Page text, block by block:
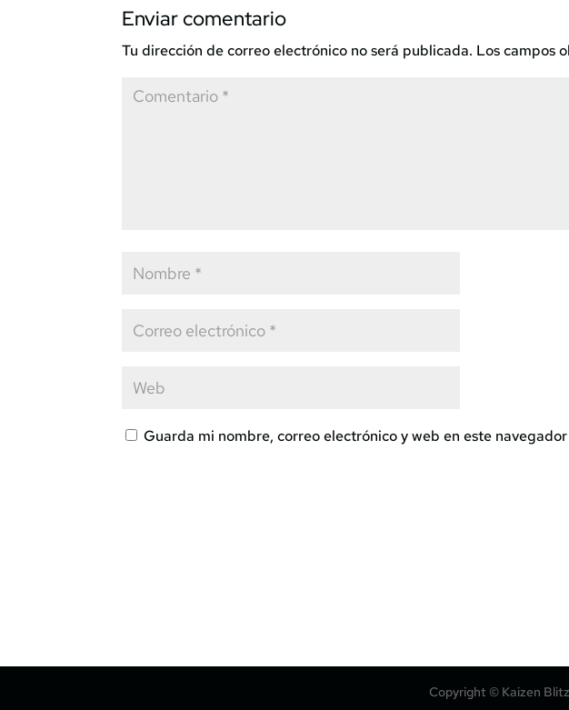
Enviar comentario
Tu dirección de correo electrónico no será publicada. Los campos
Guarda mi nombre, correo electrónico y web en este
Copyright © Kaizen